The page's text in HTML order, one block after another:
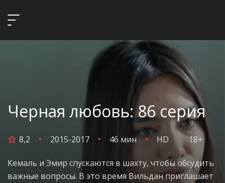
Черная любовь: 86 серия
8,2 2015-2017 46 мин HD 18+
Кемаль и Эмир спускаются в шахту, чтобы обсудить
важные вопросы. В это время Вильдан приглашает